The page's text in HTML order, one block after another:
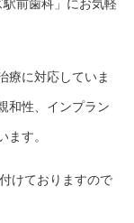
前歯科」にお気軽
療に対応していま
和性、インプラン
ます。
けておりますので